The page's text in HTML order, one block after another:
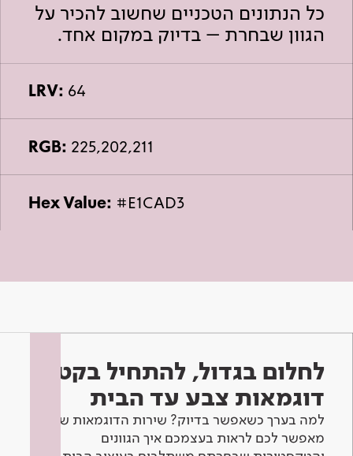
כל הנתונים הטכניים שחשוב להכיר על
הגוון שבחרת – בדיוק במקום אחד.
LRV: 64
RGB: 225,202,211
Hex Value: #E1CAD3
לחלום בגדול, להתחיל בקטן -
דוגמאות צבע עד הבית
למה בערך כשאפשר בדיוק? שירות הדוגמאות שלנו
מאפשר לכם לראות בעצמכם איך הגוונים